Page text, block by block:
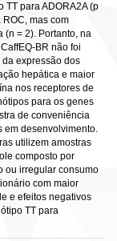
TT para ADORA2A (p
mas com
(n = 2). Portanto, na
BR não foi
expressão dos
hepática e maior
nos receptores de
para os genes
de conveniência
em desenvolvimento.
utilizem amostras
composto por
ou irregular consumo
com maior
e efeitos negativos
TT para